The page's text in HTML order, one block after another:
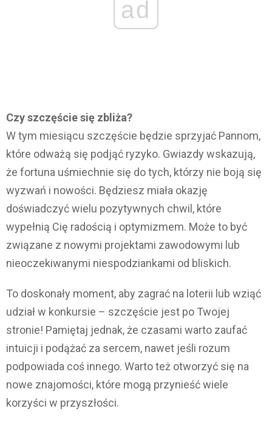
ad
Czy szczęście się zbliża?
W tym miesiącu szczęście będzie sprzyjać Pannom,
które odważą się podjąć ryzyko. Gwiazdy wskazują,
że fortuna uśmiechnie się do tych, którzy nie boją się
wyzwań i nowości. Będziesz miała okazję
doświadczyć wielu pozytywnych chwil, które
wypełnią Cię radością i optymizmem. Może to być
związane z nowymi projektami zawodowymi lub
nieoczekiwanymi niespodziankami od bliskich.
To doskonały moment, aby zagrać na loterii lub wziąć
udział w konkursie – szczęście jest po Twojej
stronie! Pamiętaj jednak, że czasami warto zaufać
intuicji i podążać za sercem, nawet jeśli rozum
podpowiada coś innego. Warto też otworzyć się na
nowe znajomości, które mogą przynieść wiele
korzyści w przyszłości.